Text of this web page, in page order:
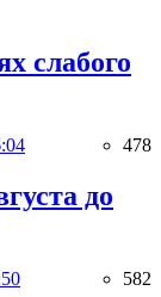
слабого
478
до
582